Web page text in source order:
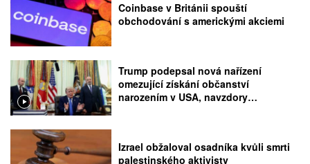
Coinbase v Británii spouští
obchodování s americkými akciemi
Trump podepsal nová nařízení
omezující získání občanství
narozením v USA, navzdory
Izrael obžaloval osadníka kvůli smrti
palestinského aktivisty